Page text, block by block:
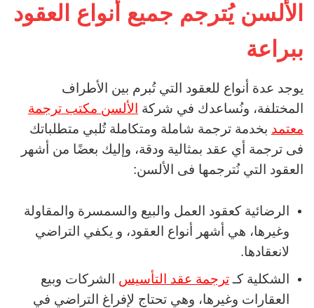
الألسن يُترجم جميع أنواع العقود
ببراعة
يوجد عدة أنواع للعقود التي تُبرم بين الأطراف
المختلفة، ونُساعدك في شركة
الألسن مكتب ترجمة
معتمد بخدمة ترجمة شاملة ومتكاملة تُلبي متطلباتك
فى ترجمة أي عقد بمثالية ودقة، وإليك بعضًا من أشهر
العقود التي نُترجمها فى الألسن:
الرضائية كعقود العمل والبيع والسمسرة والمقاولة
وغيرها، هي أشهر أنواع العقود، و يكفي التراضي
لانعقادها.
الشكلية كـترجمة عقد التأسيس الشركات وبيع
العقارات وغيرها، وهي تحتاج لإفراغ التراضي في